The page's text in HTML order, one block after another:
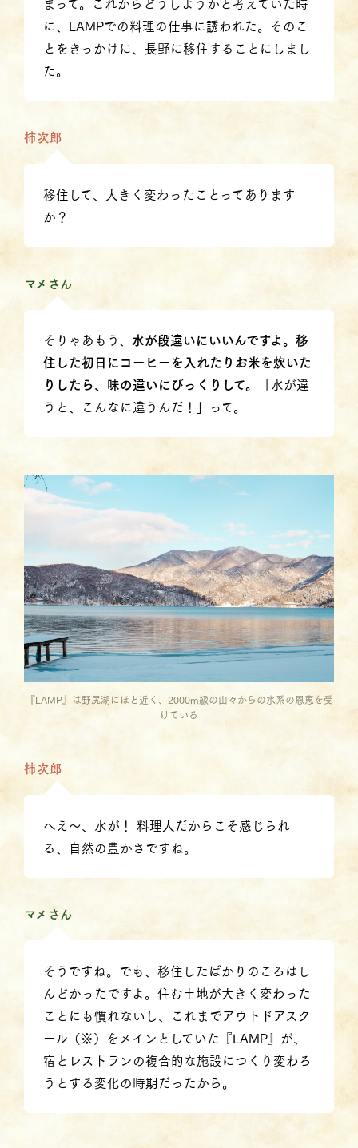
に、LAMPでの料理の仕事に誘われた。そのこ
とをきっかけに、長野に移住することにしまし
た。
柿次郎
移住して、大きく変わったことってあります
か？
マメさん
そりゃあもう、 水が段違いにいいんですよ。移
住した初日にコーヒーを入れたりお米を炊いた
りしたら、味の違いにびっくりして。
「水が違
うと、こんなに違うんだ！」って。
『LAMP』は野尻湖にほど近く、2000m級の山々からの水系の恩恵を受
けている
柿次郎
へえ〜、水が！ 料理人だからこそ感じられ
る、自然の豊かさですね。
マメさん
そうですね。でも、移住したばかりのころはし
んどかったですよ。住む土地が大きく変わった
ことにも慣れないし、これまでアウトドアスク
ール（※）をメインとしていた『LAMP』が、
宿とレストランの複合的な施設につくり変わろ
うとする変化の時期だったから。